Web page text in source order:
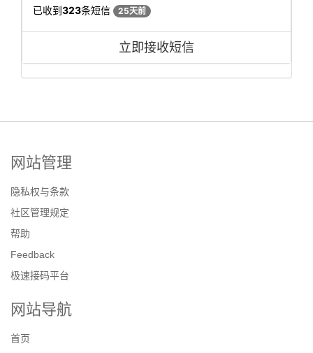
已收到323条短信 25天前
立即接收短信
网站管理
隐私权与条款
社区管理规定
帮助
Feedback
极速接码平台
网站导航
首页